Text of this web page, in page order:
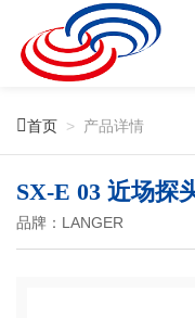
首页 > 产品详情
SX-E 03 近场探
品牌：LANGER